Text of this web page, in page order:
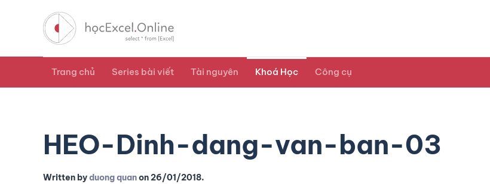
Trang chủ Series bài viết Tài nguyên Khoá Học Công cụ
HEO-Dinh-dang-van-ban-03
Written byduong quanon26/01/2018.